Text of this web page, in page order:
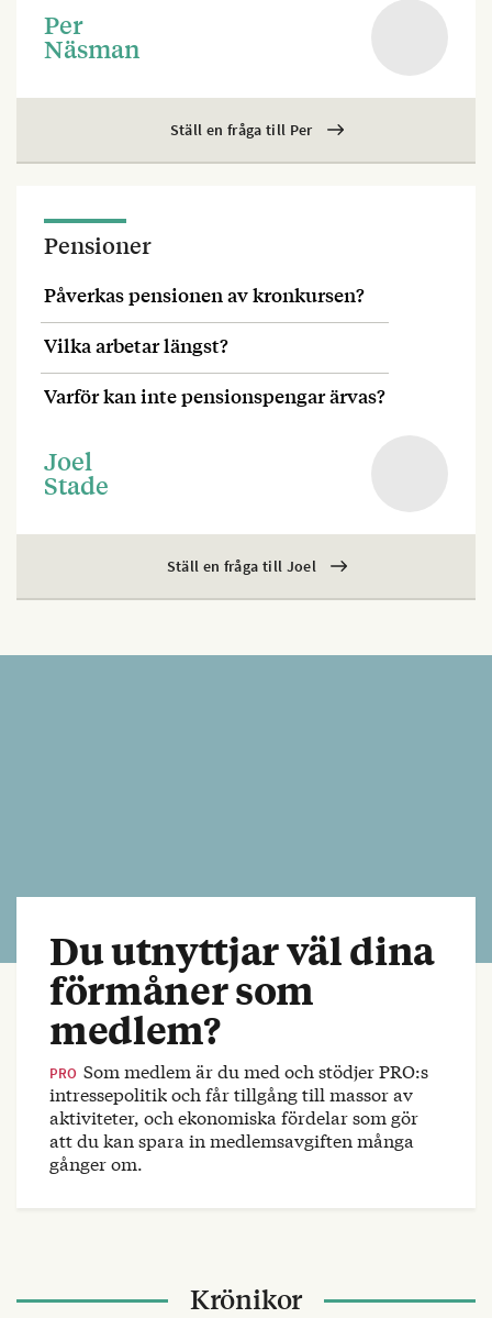
Per
Näsman
Ställ en fråga till Per
Pensioner
Påverkas pensionen av kronkursen?
Vilka arbetar längst?
Varför kan inte pensionspengar ärvas?
Joel
Stade
Ställ en fråga till Joel
Du utnyttjar väl dina
förmåner som
medlem?
PRO Som medlem är du med och stödjer PRO:s
intressepolitik och får tillgång till massor av
aktiviteter, och ekonomiska fördelar som gör
att du kan spara in medlemsavgiften många
gånger om.
Krönikor